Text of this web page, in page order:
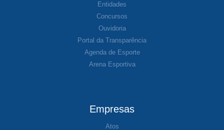
Entidades
Concursos
Ouvidoria
Portal da Transparência
Agenda de Esporte
Arena Esportiva
Empresas
Atos